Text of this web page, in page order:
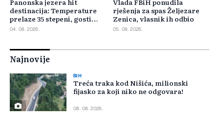
Panonska jezera hit
destinacija: Temperature
prelaze 35 stepeni, gosti
pristižu iz cijele regije
04. 08. 2026.
Vlada FBiH ponudila
rješenja za spas Željezare
Zenica, vlasnik ih odbio
05. 08. 2026.
Najnovije
BIH
Treća traka kod Nišića, milionski
fijasko za koji niko ne odgovara!
08. 08. 2026.